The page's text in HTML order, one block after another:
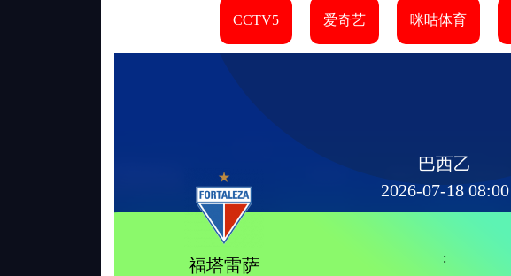
CCTV5 爱奇艺 咪咕体育
巴西乙
2026-07-18 08:00
福塔雷萨 :